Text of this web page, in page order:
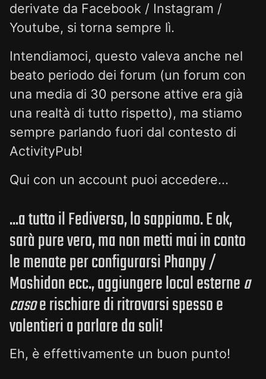
derivate da Facebook / Instagram /
Youtube, si torna sempre lì.
Intendiamoci, questo valeva anche nel
beato periodo dei forum (un forum con
una media di 30 persone attive era già
una realtà di tutto rispetto), ma stiamo
sempre parlando fuori dal contesto di
ActivityPub!
Qui con un account puoi accedere...
...a tutto il Fediverso, lo sappiamo. E ok,
sarà pure vero, ma non metti mai in conto
le menate per configurarsi Phanpy /
Moshidon ecc., aggiungere local esterne a
casoe rischiare di ritrovarsi spesso e
volentieri a parlare da soli!
Eh, è effettivamente un buon punto!